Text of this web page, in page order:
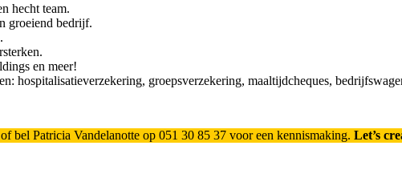
hecht team.
groeiend bedrijf.
en meer!
hospitalisatieverzekering, groepsverzekering, maaltijdcheques,
of bel Patricia Vandelanotte op 051 30 85 37 voor een kennismaking. Let’s